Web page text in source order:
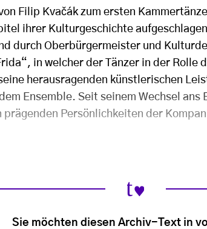
Filip Kvačák zum ersten
ihrer Kulturgeschichte
durch Oberbürgermeister und
in welcher der Tänzer in der Rolle
herausragenden künstlerischen
Ensemble. Seit seinem Wechsel
prägenden Persönlichkeiten der
Sie möchten diesen Archiv-Text in